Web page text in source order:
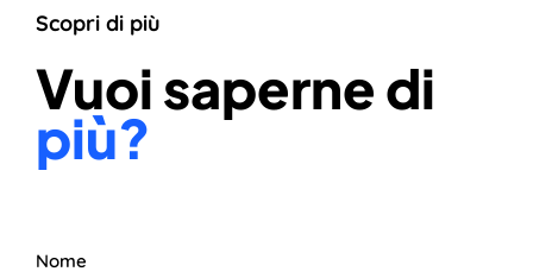
Scopri di più
Vuoi saperne di
più?
Nome